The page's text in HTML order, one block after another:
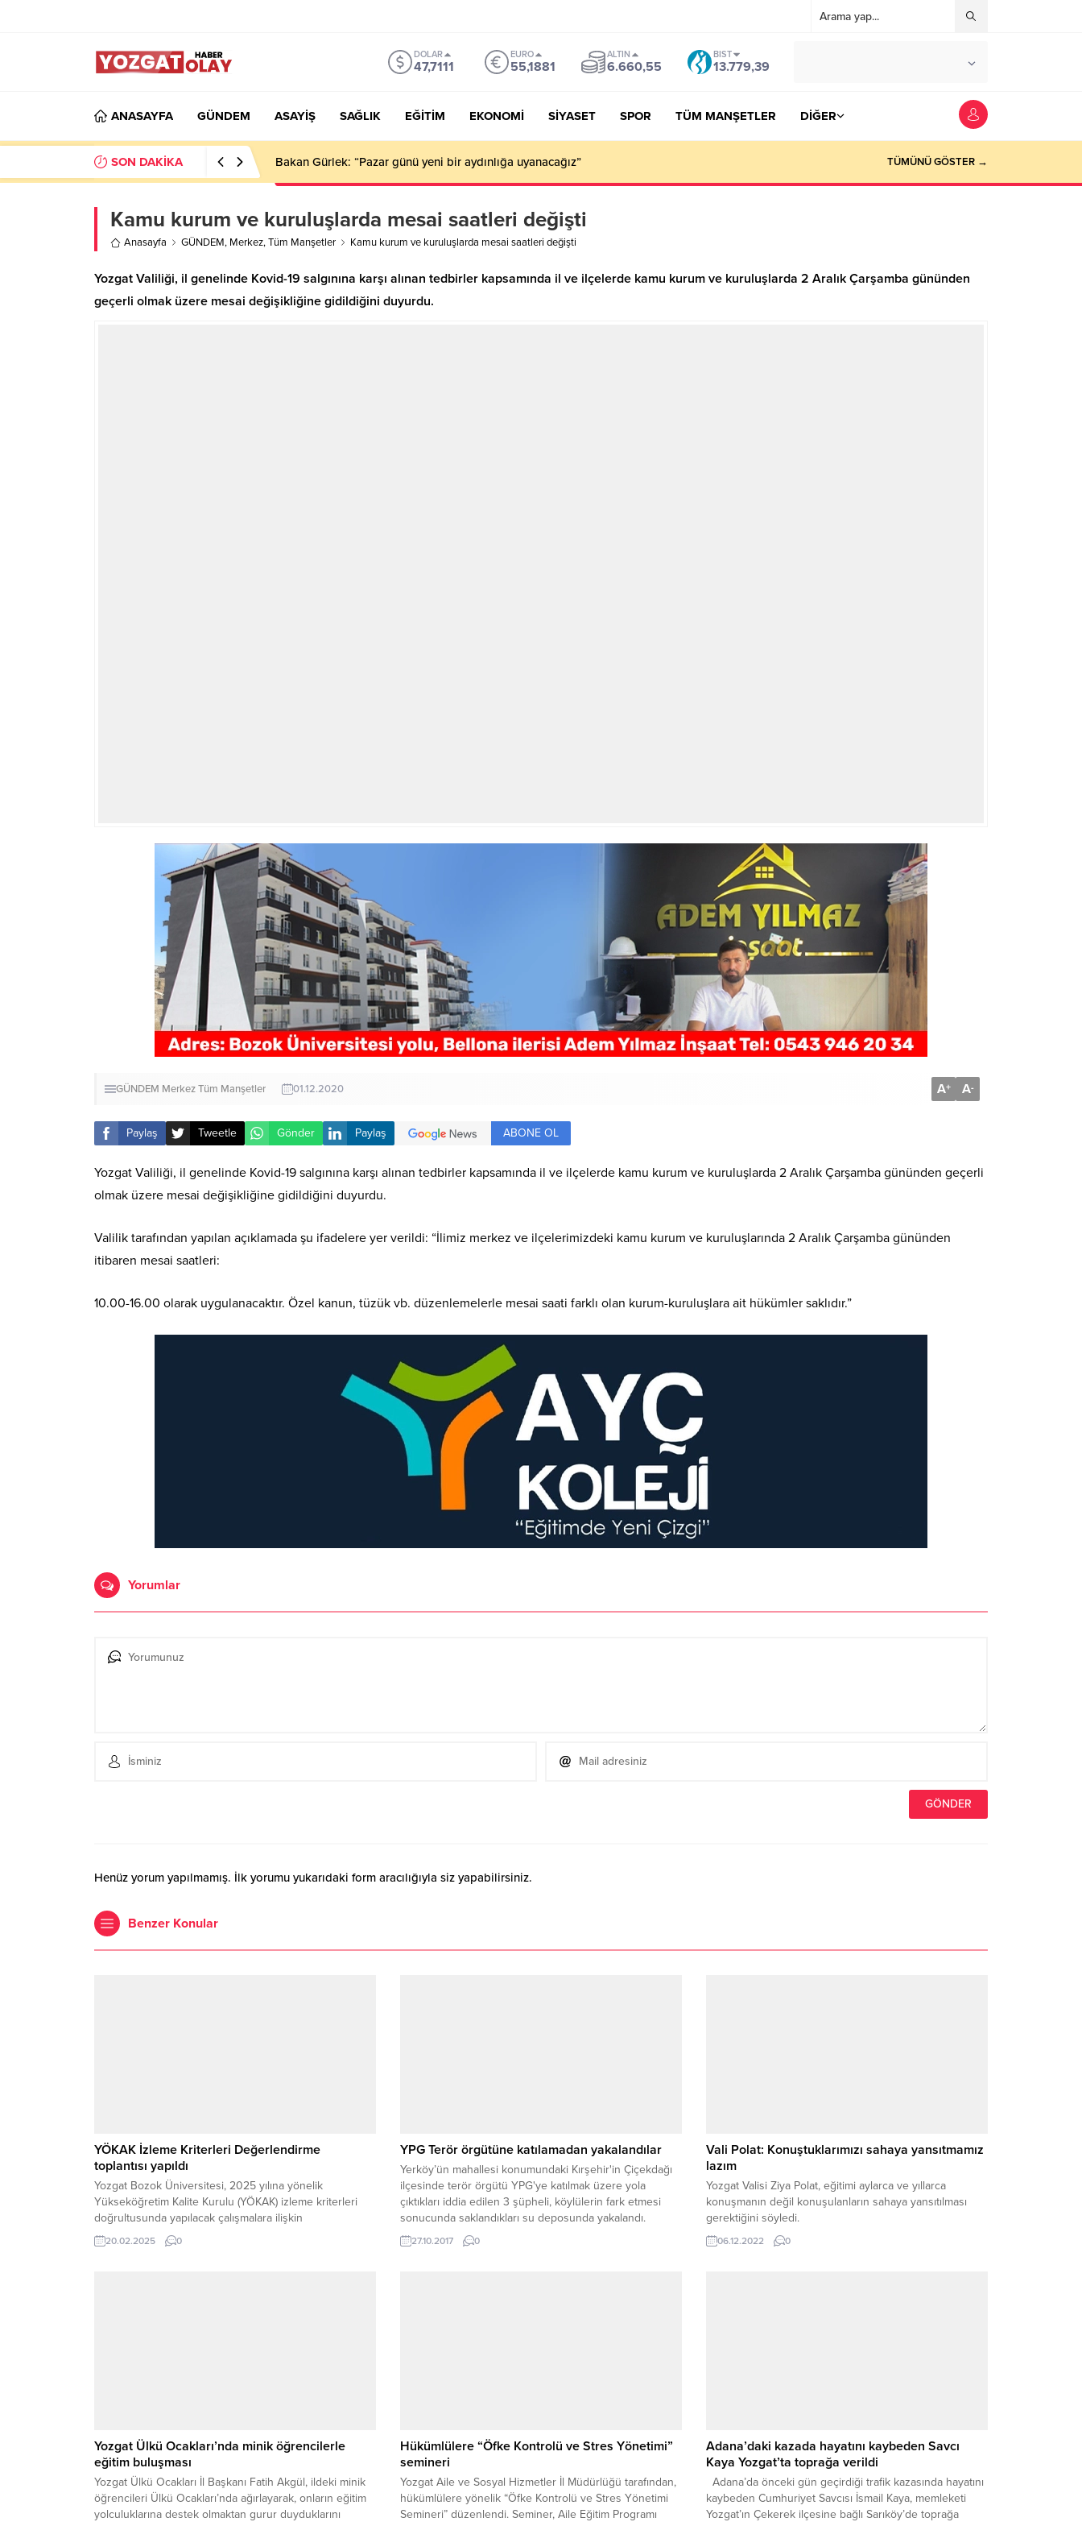
DOLAR
47,7111
EURO
55,1881
ALTIN
6.660,55
BIST
13.779,39
ANASAYFA GÜNDEM ASAYİŞ SAĞLIK EĞİTİM EKONOMİ SİYASET SPOR TÜM MANŞETLER DİĞER
SON DAKİKA Bakan Gürlek: “Pazar günü yeni bir aydınlığa uyanacağız” TÜMÜNÜ GÖSTER →
Kamu kurum ve kuruluşlarda mesai saatleri değişti
Anasayfa GÜNDEM, Merkez,Tüm Manşetler Kamu kurum ve kuruluşlarda mesai saatleri değişti
Yozgat Valiliği, il genelinde Kovid-19 salgınına karşı alınan tedbirler kapsamında il ve ilçelerde kamu kurum ve kuruluşlarda 2 Aralık Çarşamba gününden
geçerli olmak üzere mesai değişikliğine gidildiğini duyurdu.
GÜNDEM MerkezTüm Manşetler 01.12.2020 A+ A-
Paylaş Tweetle Gönder Paylaş ABONE OL
Yozgat Valiliği, il genelinde Kovid-19 salgınına karşı alınan tedbirler kapsamında il ve ilçelerde kamu kurum ve kuruluşlarda 2 Aralık Çarşamba gününden geçerli
olmak üzere mesai değişikliğine gidildiğini duyurdu.
Valilik tarafından yapılan açıklamada şu ifadelere yer verildi: “İlimiz merkez ve ilçelerimizdeki kamu kurum ve kuruluşlarında 2 Aralık Çarşamba gününden
itibaren mesai saatleri:
10.00-16.00 olarak uygulanacaktır. Özel kanun, tüzük vb. düzenlemelerle mesai saati farklı olan kurum-kuruluşlara ait hükümler saklıdır.”
Yorumlar
Henüz yorum yapılmamış. İlk yorumu yukarıdaki form aracılığıyla siz yapabilirsiniz.
Benzer Konular
YÖKAK İzleme Kriterleri Değerlendirme
toplantısı yapıldı
Yozgat Bozok Üniversitesi, 2025 yılına yönelik
Yükseköğretim Kalite Kurulu (YÖKAK) izleme kriterleri
doğrultusunda yapılacak çalışmalara ilişkin
değerlendirme toplantısı gerçekleştirdi. Üniversite
Rektörü Prof. Dr. Evren Yaşar’ın başkanlığında yapılan
20.02.2025 0
YPG Terör örgütüne katılamadan yakalandılar
Yerköy’ün mahallesi konumundaki Kırşehir'in Çiçekdağı
ilçesinde terör örgütü YPG'ye katılmak üzere yola
çıktıkları iddia edilen 3 şüpheli, köylülerin fark etmesi
sonucunda saklandıkları su deposunda yakalandı.
27.10.2017 0
Vali Polat: Konuştuklarımızı sahaya yansıtmamız
lazım
Yozgat Valisi Ziya Polat, eğitimi aylarca ve yıllarca
konuşmanın değil konuşulanların sahaya yansıtılması
gerektiğini söyledi.
06.12.2022 0
Yozgat Ülkü Ocakları’nda minik öğrencilerle
eğitim buluşması
Yozgat Ülkü Ocakları İl Başkanı Fatih Akgül, ildeki minik
öğrencileri Ülkü Ocakları’nda ağırlayarak, onların eğitim
yolculuklarına destek olmaktan gurur duyduklarını
Hükümlülere “Öfke Kontrolü ve Stres Yönetimi”
semineri
Yozgat Aile ve Sosyal Hizmetler İl Müdürlüğü tarafından,
hükümlülere yönelik “Öfke Kontrolü ve Stres Yönetimi
Semineri” düzenlendi. Seminer, Aile Eğitim Programı
Adana’daki kazada hayatını kaybeden Savcı
Kaya Yozgat’ta toprağa verildi
Adana’da önceki gün geçirdiği trafik kazasında hayatını
kaybeden Cumhuriyet Savcısı İsmail Kaya, memleketi
Yozgat’ın Çekerek ilçesine bağlı Sarıköy’de toprağa